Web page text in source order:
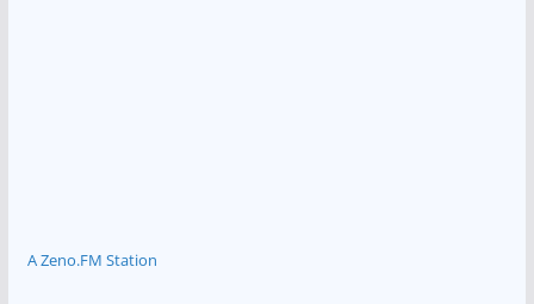
A Zeno.FM Station